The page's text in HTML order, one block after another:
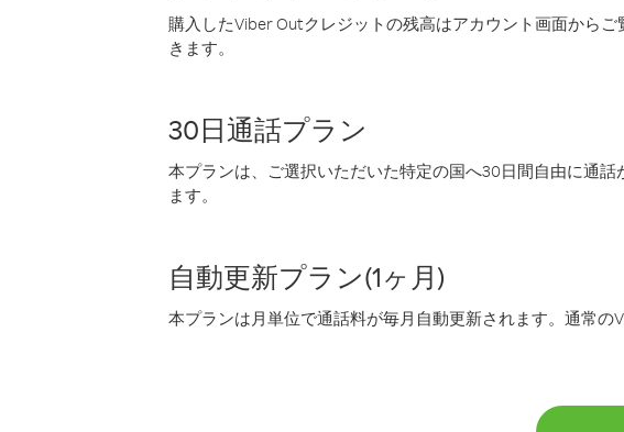
購入したViber Outクレジットの残高はアカウント画面から
きます。
30日通話プラン
本プランは、ご選択いただいた特定の国へ30日間自由に通
ます。
自動更新プラン(1ヶ月)
本プランは月単位で通話料が毎月自動更新されます。通常の